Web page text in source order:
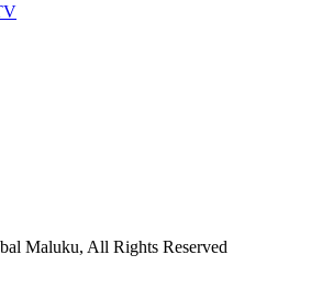
Maluku, All Rights Reserved